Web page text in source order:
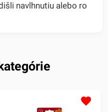
navlhnutiu alebo ro